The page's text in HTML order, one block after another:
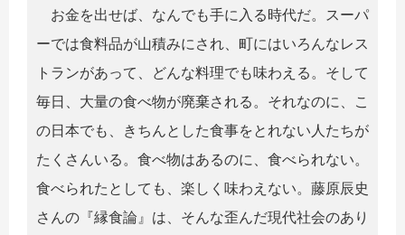
お金を出せば、なんでも手に入る時代だ。スーパ
ーでは食料品が山積みにされ、町にはいろんなレス
トランがあって、どんな料理でも味わえる。そして
毎日、大量の食べ物が廃棄される。それなのに、こ
の日本でも、きちんとした食事をとれない人たちが
たくさんいる。食べ物はあるのに、食べられない。
食べられたとしても、楽しく味わえない。藤原辰史
さんの『縁食論』は、そんな歪んだ現代社会のあり